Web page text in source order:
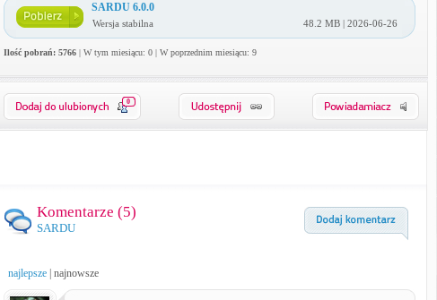
SARDU 6.0.0
Wersja stabilna 48.2 MB | 2026-06-26
Ilość pobrań: 5766| W tym miesiącu: 0 | W poprzednim miesiącu: 9
0
Komentarze (5)
SARDU
najlepsze| najnowsze